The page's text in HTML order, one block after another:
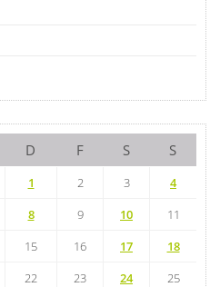
D F S S
1 2 3
4
8 9 10
11
15 16 17
18
22 23 24 25